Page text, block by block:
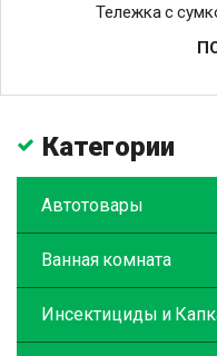
Тележка с
Категории
Автотовары
Ванная комната
Инсектициды и